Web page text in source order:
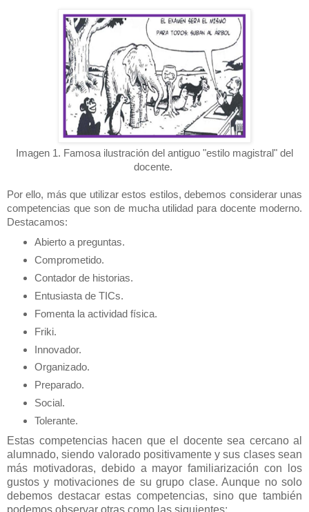
Imagen 1. Famosa ilustración del antiguo "estilo magistral" del
docente.
Por ello, más que utilizar estos estilos, debemos considerar unas
competencias que son de mucha utilidad para docente moderno.
Destacamos:
Abierto a preguntas.
Comprometido.
Contador de historias.
Entusiasta de TICs.
Fomenta la actividad física.
Friki.
Innovador.
Organizado.
Preparado.
Social.
Tolerante.
Estas competencias hacen que el docente sea cercano al
alumnado, siendo valorado positivamente y sus clases sean
más motivadoras, debido a mayor familiarización con los
gustos y motivaciones de su grupo clase. Aunque no solo
debemos destacar estas competencias, sino que también